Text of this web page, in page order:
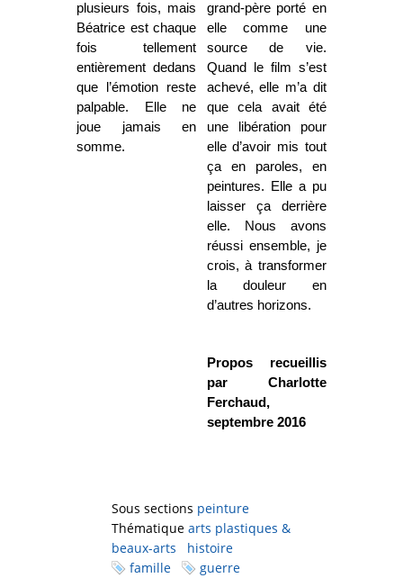
plusieurs fois, mais
Béatrice est chaque
fois tellement
entièrement dedans
que l’émotion reste
palpable. Elle ne
joue jamais en
somme.
grand-père porté en
elle comme une
source de vie.
Quand le film s’est
achevé, elle m’a dit
que cela avait été
une libération pour
elle d’avoir mis tout
ça en paroles, en
peintures. Elle a pu
laisser ça derrière
elle. Nous avons
réussi ensemble, je
crois, à transformer
la douleur en
d’autres horizons.
Propos recueillis
par Charlotte
Ferchaud,
septembre 2016
Sous sections peinture
Thématique arts plastiques &
beaux-arts
histoire
famille
guerre